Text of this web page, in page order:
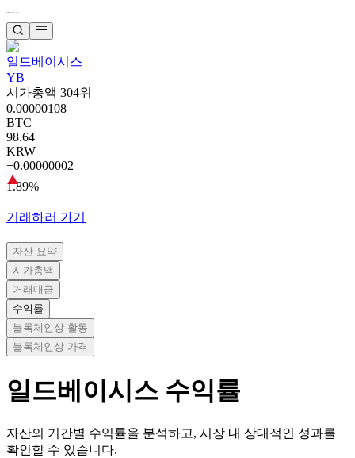
일드베이시스
YB
시가총액 304위
0.00000108
BTC
98.64
KRW
+0.00000002
1.89%
거래하러 가기
자산 요약
시가총액
거래대금
수익률
블록체인상 활동
블록체인상 가격
일드베이시스 수익률
자산의 기간별 수익률을 분석하고, 시장 내 상대적인 성과를
확인할 수 있습니다.